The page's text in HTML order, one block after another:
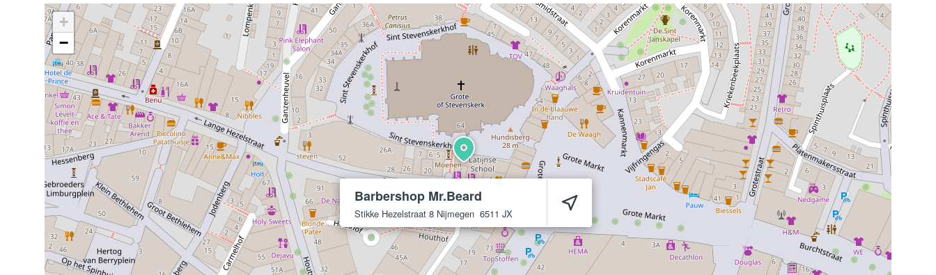
Barbershop Mr.Beard
Stikke Hezelstraat 8 Nijmegen 6511 JX
+
−